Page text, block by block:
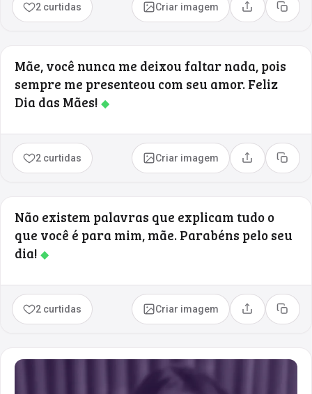
2 curtidas Criar imagem Compartilhar
Copiar
Mãe, você nunca me deixou faltar nada, pois
sempre me presenteou com seu amor. Feliz
Dia das Mães! ◆
2 curtidas Criar imagem Compartilhar
Copiar
Não existem palavras que explicam tudo o
que você é para mim, mãe. Parabéns pelo seu
dia! ◆
2 curtidas Criar imagem Compartilhar
Copiar